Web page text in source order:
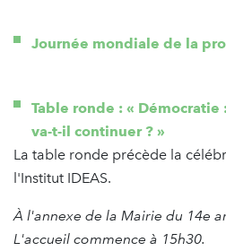
Journée mondiale de la
Table ronde : «
va-t-il continuer ? »
La table ronde précède la
l'Institut IDEAS.
À l'annexe de la Mairie du 14e
L'accueil commence à 15h30.